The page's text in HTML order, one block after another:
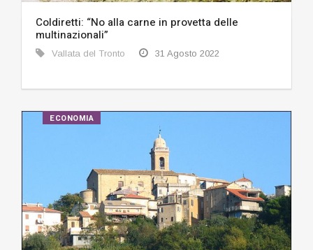
Coldiretti: “No alla carne in provetta delle
multinazionali”
Vallata del Tronto 31 Agosto 2022
ECONOMIA